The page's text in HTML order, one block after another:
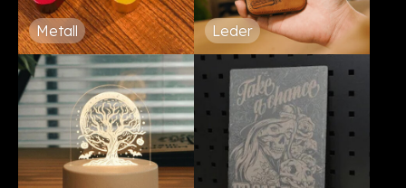
Metall Leder